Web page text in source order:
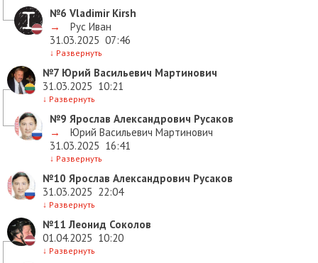
№6 Vladimir Kirsh
→
Рус Иван
31.03.2025 07:46
↓ Развернуть
№7 Юрий Васильевич Мартинович
31.03.2025 10:21
↓ Развернуть
№9 Ярослав Александрович Русаков
→
Юрий Васильевич Мартинович
31.03.2025 16:41
↓ Развернуть
№10 Ярослав Александрович Русаков
31.03.2025 22:04
↓ Развернуть
№11 Леонид Соколов
01.04.2025 10:20
↓ Развернуть